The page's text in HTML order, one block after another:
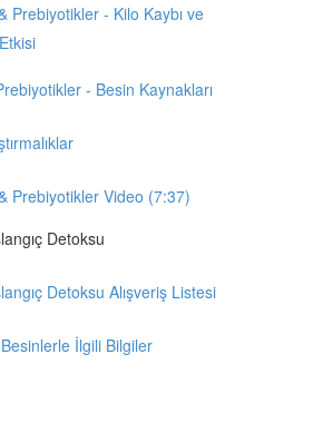
Prebiyotikler - Kilo Kaybı ve
- Besin Kaynakları
Prebiyotikler Video (7:37)
Detoksu
Detoksu Alışveriş Listesi
İlgili Bilgiler